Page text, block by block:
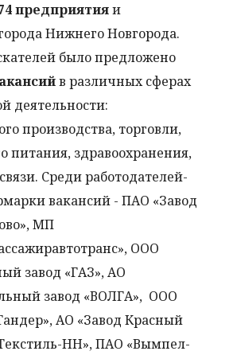
предприятияи
Нижнего Новгорода.
было предложено
в различных сферах
деятельности:
производства, торговли,
питания, здравоохранения,
Среди работодателей-
вакансий - ПАО «Завод
МП
ООО
завод «ГАЗ», АО
завод «ВОЛГА», ООО
АО «Завод Красный
НН», ПАО «Вымпел-